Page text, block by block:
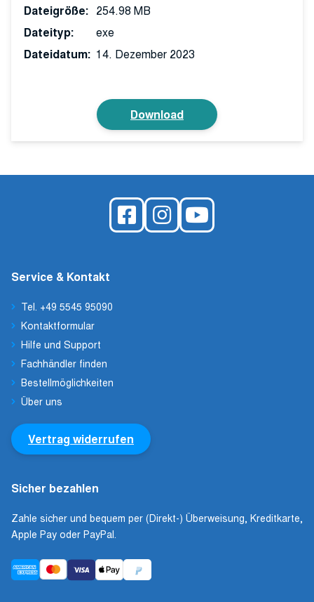
Dateigröße: 254.98 MB
Dateityp:
exe
Dateidatum: 14. Dezember 2023
Download
Service & Kontakt
Tel. +49 5545 95090
Kontaktformular
Hilfe und Support
Fachhändler finden
Bestellmöglichkeiten
Über uns
Vertrag widerrufen
Sicher bezahlen
Zahle sicher und bequem per (Direkt-) Überweisung, Kreditkarte,
Apple Pay oder PayPal.